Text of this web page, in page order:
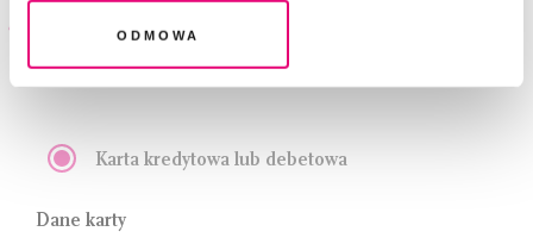
Odmowa
Metoda płatności
Podaj dane do płatności
Karta kredytowa lub debetowa
Dane karty